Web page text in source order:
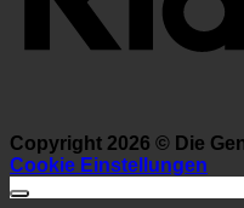
Copyright 2026 © Die
Cookie Einstellungen